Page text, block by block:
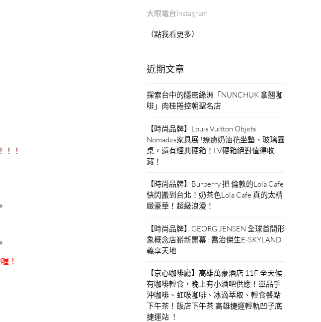
！！！
！
大眼電台Instagram
（點我看更多）
近期文章
探索台中的隱密綠洲「NUNCHUK 拿翹咖
啡」肉桂捲控朝聖名店
【時尚品牌】Louis Vuitton Objets
Nomades家具展 !療癒奶油花坐墊、玻璃圓
桌，還有經典硬箱！LV硬箱絕對值得收
藏！
【時尚品牌】Burberry 把 倫敦的Lola Cafe
快閃搬到台北！奶茶色Lola Cafe 真的太精
緻豪華！超級浪漫！
【時尚品牌】GEORG JENSEN 全球首間形
象概念店嶄新開幕 : 喬治傑生E-SKYLAND
義享天地
【京心咖啡廳】高雄萬豪酒店 11F 全天候
有咖啡輕食，晚上有小酒吧供應！單品手
沖咖啡、虹吸咖啡、冰滴萃取、輕食餐點
下午茶！飯店下午茶 高雄捷運輕軌凹子底
捷運站 ！